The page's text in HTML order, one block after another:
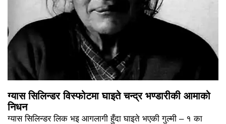
ग्यास सिलिन्डर विस्फोटमा घाइते चन्द्र भण्डारीकी आमाको
निधन
ग्यास सिलिन्डर लिक भइ आगलागी हुँदा घाइते भएकी गुल्मी – १ का